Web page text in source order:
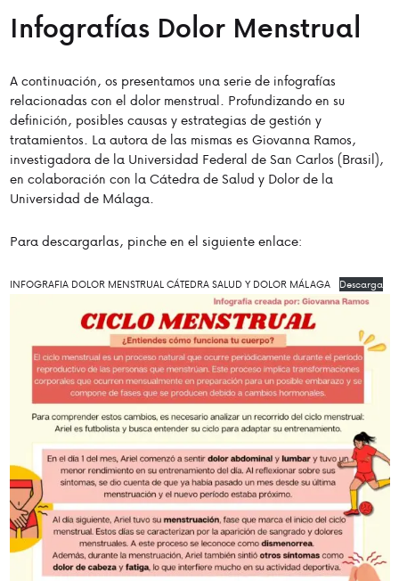
Infografías Dolor Menstrual
A continuación, os presentamos una serie de infografías
relacionadas con el dolor menstrual. Profundizando en su
definición, posibles causas y estrategias de gestión y
tratamientos. La autora de las mismas es Giovanna Ramos,
investigadora de la Universidad Federal de San Carlos (Brasil),
en colaboración con la Cátedra de Salud y Dolor de la
Universidad de Málaga.
Para descargarlas, pinche en el siguiente enlace:
INFOGRAFIA DOLOR MENSTRUAL CÁTEDRA SALUD Y DOLOR MÁLAGA Descarga